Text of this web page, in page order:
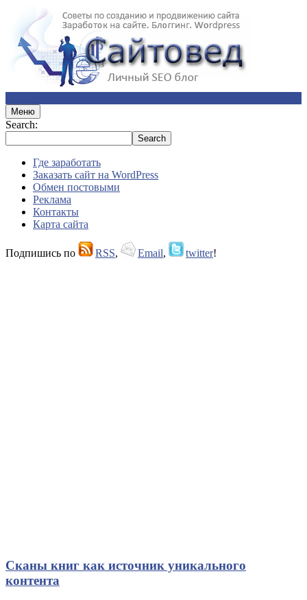
Меню
Search:
Где заработать
Заказать сайт на WordPress
Обмен постовыми
Реклама
Контакты
Карта сайта
Подпишись по RSS, Email, twitter!
Сканы книг как источник уникального
контента